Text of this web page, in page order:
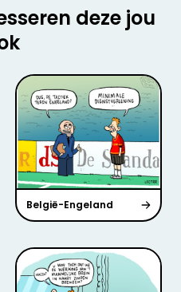
deze jou
België-Engeland